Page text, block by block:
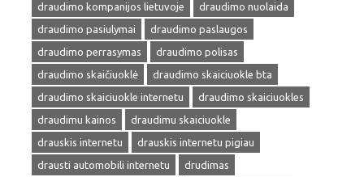
draudimo kompanijos lietuvoje
draudimo nuolaida
draudimo pasiulymai
draudimo paslaugos
draudimo perrasymas
draudimo polisas
draudimo skaičiuoklė
draudimo skaiciuokle bta
draudimo skaiciuokle internetu
draudimo skaiciuokles
draudimu kainos
draudimu skaiciuokle
drauskis internetu
drauskis internetu pigiau
drausti automobili internetu
drudimas